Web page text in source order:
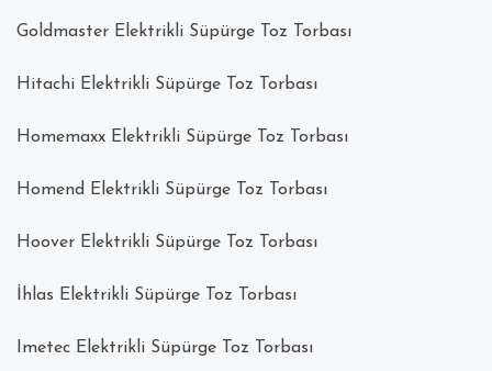
Goldmaster Elektrikli Süpürge Toz Torbası
Hitachi Elektrikli Süpürge Toz Torbası
Homemaxx Elektrikli Süpürge Toz Torbası
Homend Elektrikli Süpürge Toz Torbası
Hoover Elektrikli Süpürge Toz Torbası
İhlas Elektrikli Süpürge Toz Torbası
Imetec Elektrikli Süpürge Toz Torbası